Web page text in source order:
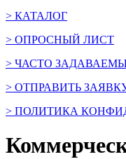
> КАТАЛОГ
> ОПРОСНЫЙ ЛИСТ
> ЧАСТО
> ОТПРАВИТЬ
> ПОЛИТИКА